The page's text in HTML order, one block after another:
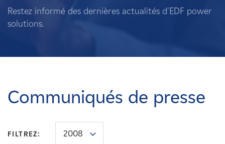
Propriétaires fonciers
Carrières
Nouvelles
Restez informé des dernières actualités d'EDF power
solutions.
Communiqués de presse
FILTREZ: 2008